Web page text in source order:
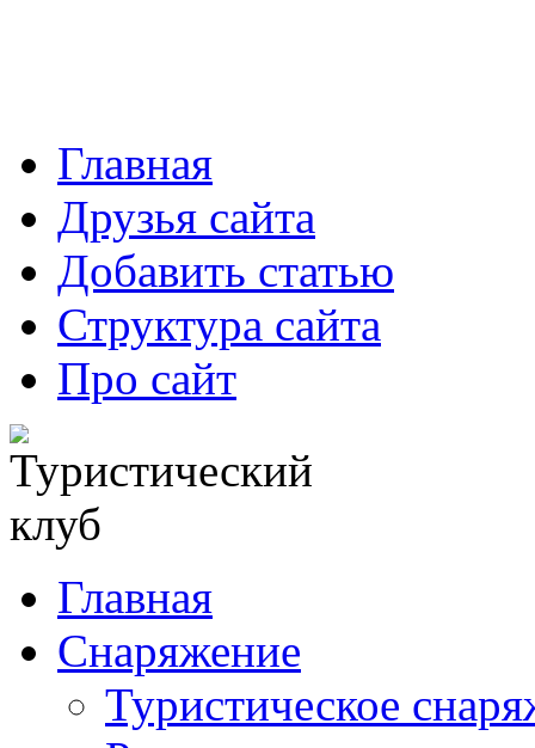
Главная
Друзья сайта
Добавить статью
Структура сайта
Про сайт
Главная
Снаряжение
Туристическое